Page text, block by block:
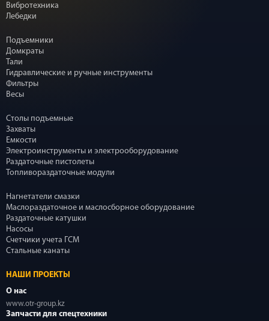
Вибротехника
Лебедки
Подъемники
Домкраты
Тали
Гидравлические и ручные инструменты
Фильтры
Весы
Столы подъемные
Захваты
Емкости
Электроинструменты и электрооборудование
Раздаточные пистолеты
Топливораздаточные модули
Нагнетатели смазки
Маслораздаточное и маслосборное оборудование
Раздаточные катушки
Насосы
Счетчики учета ГСМ
Стальные канаты
НАШИ ПРОЕКТЫ
О нас
www.otr-group.kz
Запчасти для спецтехники